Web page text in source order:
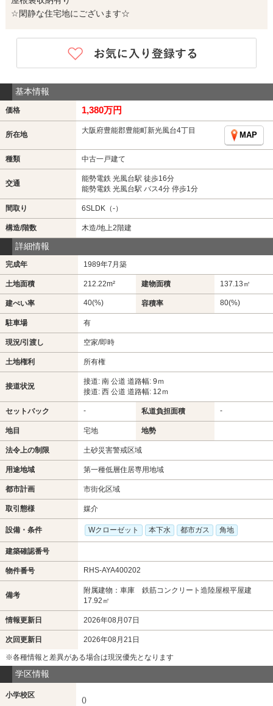
☆閑静な住宅地にございます☆
基本情報
価格 1,380万円
所在地 大阪府豊能郡豊能町新光風台4丁目
MAP
種類 中古一戸建て
交通
能勢電鉄 光風台駅 徒歩16分
能勢電鉄 光風台駅 バス4分 停歩1分
間取り 6SLDK（-）
構造/階数 木造/地上2階建
詳細情報
完成年 1989年7月築
土地面積 212.22m² 建物面積 137.13㎡
建ぺい率 40(%) 容積率 80(%)
駐車場 有
現況/引渡し 空家/即時
土地権利 所有権
接道状況
接道: 南 公道 道路幅: 9ｍ
接道: 西 公道 道路幅: 12ｍ
セットバック - 私道負担面積 -
地目 宅地 地勢
法令上の制限 土砂災害警戒区域
用途地域 第一種低層住居専用地域
都市計画 市街化区域
取引態様 媒介
設備・条件 Wクローゼット 本下水 都市ガス 角地
建築確認番号
物件番号 RHS-AYA400202
備考
附属建物：車庫 鉄筋コンクリート造陸屋根平屋建
17.92㎡
情報更新日 2026年08月07日
次回更新日 2026年08月21日
※各種情報と差異がある場合は現況優先となります
学区情報
小学校区
()